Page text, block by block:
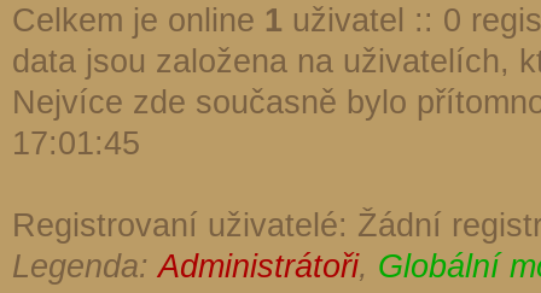
Celkem je online 1 uživatel :: 0
data jsou založena na uživatelích,
Nejvíce zde současně bylo
17:01:45
Registrovaní uživatelé: Žádní
Legenda:Administrátoři, Globální